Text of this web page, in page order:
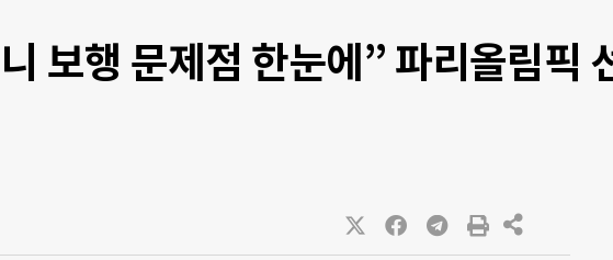
보행 문제점 한눈에” 파리올림픽